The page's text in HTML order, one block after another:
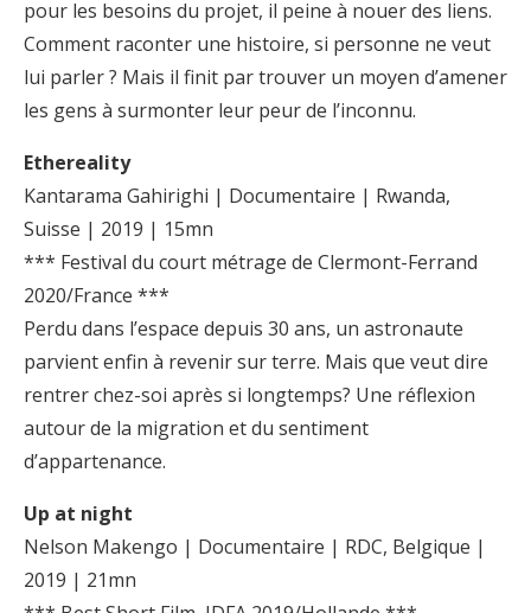
pour les besoins du projet, il peine à nouer des liens.
Comment raconter une histoire, si personne ne veut
lui parler ? Mais il finit par trouver un moyen d’amener
les gens à surmonter leur peur de l’inconnu.
Ethereality
Kantarama Gahirighi | Documentaire | Rwanda,
Suisse | 2019 | 15mn
*** Festival du court métrage de Clermont-Ferrand
2020/France ***
Perdu dans l’espace depuis 30 ans, un astronaute
parvient enfin à revenir sur terre. Mais que veut dire
rentrer chez-soi après si longtemps? Une réflexion
autour de la migration et du sentiment
d’appartenance.
Up at night
Nelson Makengo | Documentaire | RDC, Belgique |
2019 | 21mn